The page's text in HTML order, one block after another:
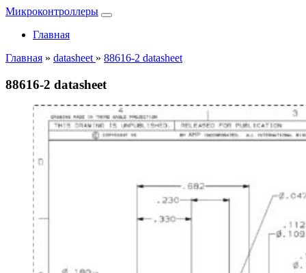
Микроконтроллеры
Главная
Главная » datasheet » 88616-2 datasheet
88616-2 datasheet